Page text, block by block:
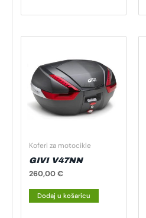
Koferi za motocikle
GIVI V47NN
260,00€
Dodaj u košaricu